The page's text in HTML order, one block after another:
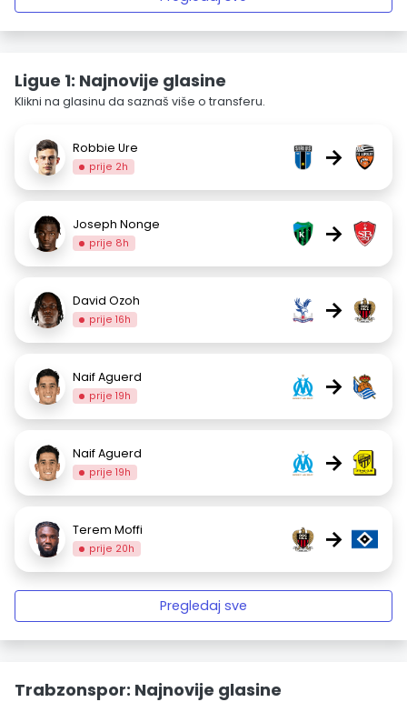
Ligue 1: Najnovije glasine
Klikni na glasinu da saznaš više o transferu.
Robbie Ure
prije 2h →
Joseph Nonge
prije 8h →
David Ozoh
prije 16h →
Naif Aguerd
prije 19h →
Naif Aguerd
prije 19h →
Terem Moffi
prije 20h →
Pregledaj sve
Trabzonspor: Najnovije glasine